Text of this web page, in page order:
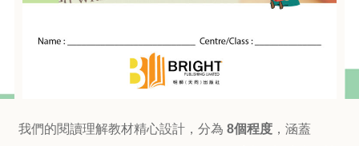
我們的閱讀理解教材精心設計，分為 8個程度 ，涵蓋